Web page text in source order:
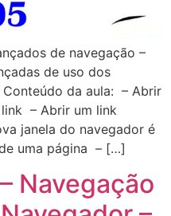
de navegação –
de uso dos
da aula: – Abrir
– Abrir um link
janela do navegador é
uma página – […]
Navegação